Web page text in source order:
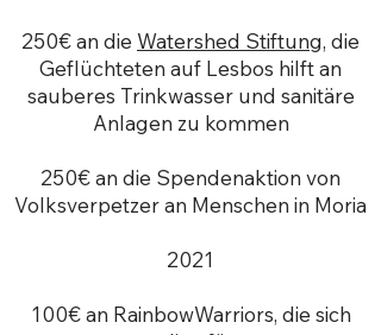
250€ an die Watershed Stiftung, die
Geflüchteten auf Lesbos hilft an
sauberes Trinkwasser und sanitäre
Anlagen zu kommen
250€ an die Spendenaktion von
Volksverpetzer an Menschen in Moria
2021
100€ an RainbowWarriors, die sich